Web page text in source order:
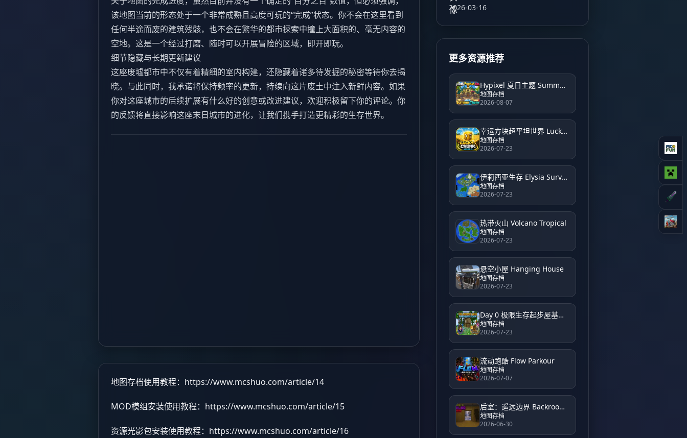
该地图当前的形态处于一个非常成熟且高度可玩的“完成”状态。你不会在这里看到
任何半途而废的建筑残骸，也不会在繁华的都市探索中撞上大面积的、毫无内容的
空地。这是一个经过打磨、随时可以开展冒险的区域，即开即玩。
细节隐藏与长期更新建议
这座废墟都市中不仅有着精细的室内构建，还隐藏着诸多待发掘的秘密等待你去揭
晓。与此同时，我承诺将保持频率的更新，持续向这片废土中注入新鲜内容。如果
你对这座城市的后续扩展有什么好的创意或改进建议，欢迎积极留下你的评论。你
的反馈将直接影响这座末日城市的进化，让我们携手打造更精彩的生存世界。
地图存档使用教程： https://www.mcshuo.com/article/14
MOD模组安装使用教程： https://www.mcshuo.com/article/15
资源光影包安装使用教程： https://www.mcshuo.com/article/16
2026-03-16
更多资源推荐
Hypixel 夏日主题 Summer Theme Hypixel
地图存档
2026-08-07
幸运方块超平坦世界 Lucky Block Super Flat World
地图存档
2026-07-23
伊莉西亚生存 Elysia Survival
地图存档
2026-07-23
热带火山 Volcano Tropical
地图存档
2026-07-23
悬空小屋 Hanging House
地图存档
2026-07-23
Day 0 极限生存起步屋基地 Day 0 Hardcore Survival Starter House Base
地图存档
2026-07-23
流动跑酷 Flow Parkour
地图存档
2026-07-07
后室：遥远边界 Backrooms Unveiled Farside
地图存档
2026-06-30